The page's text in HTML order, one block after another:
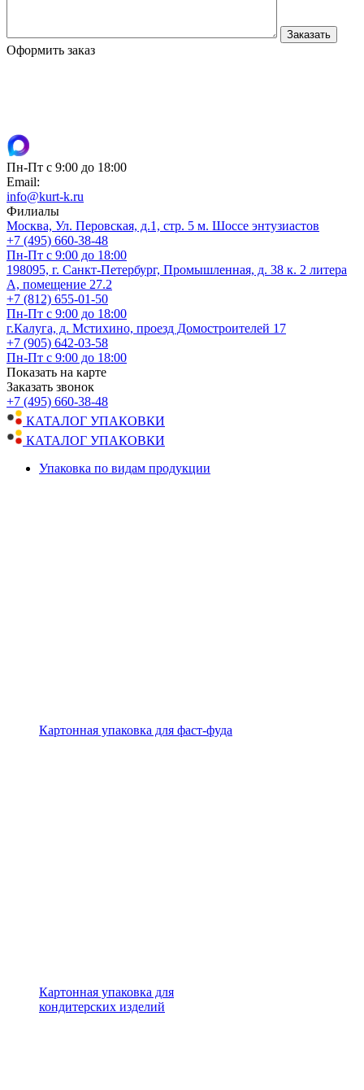
Оформить заказ
Пн-Пт с 9:00 до 18:00
Email:
info@kurt-k.ru
Филиалы
Москва, Ул. Перовская, д.1, стр. 5 м. Шоссе энтузиастов
+7 (495) 660-38-48
Пн-Пт с 9:00 до 18:00
198095, г. Санкт-Петербург, Промышленная, д. 38 к. 2 литера
А, помещение 27.2
+7 (812) 655-01-50
Пн-Пт с 9:00 до 18:00
г.Калуга, д. Мстихино, проезд Домостроителей 17
+7 (905) 642-03-58
Пн-Пт с 9:00 до 18:00
Показать на карте
Заказать звонок
+7 (495) 660-38-48
КАТАЛОГ УПАКОВКИ
КАТАЛОГ УПАКОВКИ
Упаковка по видам продукции
Картонная упаковка для фаст-фуда
Картонная упаковка для
кондитерских изделий